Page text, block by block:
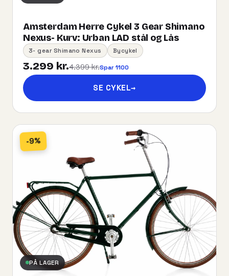
Amsterdam Herre Cykel 3 Gear Shimano
Nexus- Kurv:​ ​Urban​ ​LAD​ ​stål og Lås
3- gear Shimano Nexus Bycykel
3.299 kr.4.399 kr.Spar 1100
SE CYKEL→
-9%
PÅ LAGER